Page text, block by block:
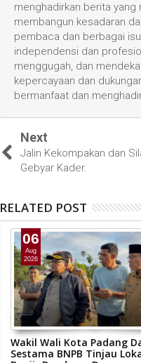
menghadirkan berita yang
membangun kesadaran
pembaca dan berbagai
independensi dan
menggugah, dan
kepercayaan dan
bermanfaat dan
Next
Jalin Kekompakan dan
Gebyar Kader.
RELATED POST
06
Aug
2026
Wakil Wali Kota Padang
Sestama BNPB Tinjau